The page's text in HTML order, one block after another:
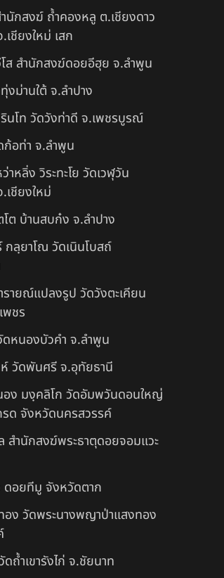
นักสงฆ์ ถ้ำคองหลู ต.เชียงดาว
เชียงใหม่ เสก
ส สำนักสงฆ์ดอยอีฮุย จ.ลำพูน
งม่านใต้ จ.ลำปาง
นโท วัดวังท่าดี จ.เพชรบูรณ์
อท่า จ.ลำพูน
าหลิ่ง วิระทะโย วัดเวฬุวัน
เชียงใหม่
ต บ้านสบก๋ง จ.ลำปาง
ลฺยาโณ วัดเนินโบสถ์
รายณ์แปลงรูป วัดวังตะเคียน
พชร
ดหนองบัวคํา จ.ลําพูน
วัดพันศรี จ.อุทัยธานี
อง มงฺคลิโก วัดอัมพวันดอนใหญ่
ด จังหวัดนครสวรรค์
สำนักสงฆ์พระธาตุดอยจอมแวะ
ดอยทีมู จังหวัดตาก
ง วัดพระนางพญาป่าแสงทอง
ถ้ำเขารังไก่ จ.ชัยนาท